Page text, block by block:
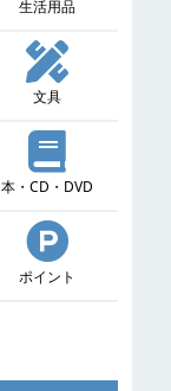
生活用品
文具
本・CD・DVD
ポイント